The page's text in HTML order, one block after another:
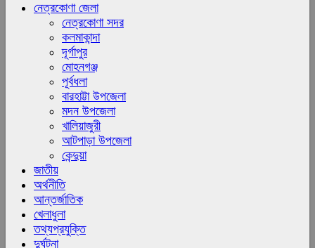
নেত্রকোণা জেলা
নেত্রকোণা সদর
কলমাকান্দা
দূর্গাপুর
মোহনগঞ্জ
পূর্বধলা
বারহাট্টা উপজেলা
মদন উপজেলা
খালিয়াজুরী
আটপাড়া উপজেলা
কেন্দুয়া
জাতীয়
অর্থনীতি
আন্তর্জাতিক
খেলাধুলা
তথ্যপ্রযুক্তি
দুর্ঘটনা